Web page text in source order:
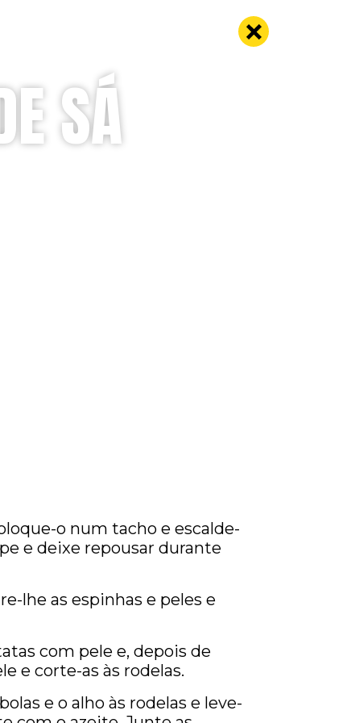
SÁ
o num tacho e escalde-
e deixe repousar durante
lhe as espinhas e peles e
com pele e, depois de
e corte-as às rodelas.
e o alho às rodelas e leve-